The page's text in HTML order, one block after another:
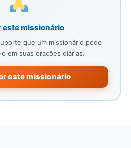
este missionário
que um missionário pode
em suas orações diárias.
este missionário